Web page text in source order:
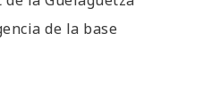
de la base